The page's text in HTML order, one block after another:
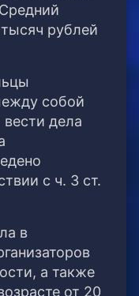
рублей
собой
дела
с ч. 3 ст.
в
а также
от 20